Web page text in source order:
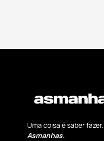
Uma coisa é saber fazer.
Asmanhas.